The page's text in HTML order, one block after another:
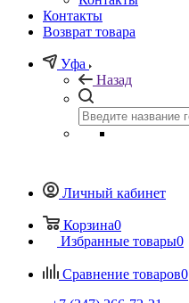
Контакты
Возврат товара
Уфа
Назад
Личный кабинет
Корзина0
Избранные товары0
Сравнение товаров0